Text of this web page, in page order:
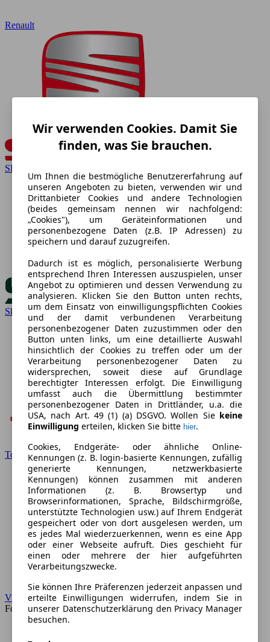
Wir verwenden Cookies. Damit Sie
finden, was Sie brauchen.
Um Ihnen die bestmögliche Benutzererfahrung auf
unseren Angeboten zu bieten, verwenden wir und
Drittanbieter Cookies und andere Technologien
(beides gemeinsam nennen wir nachfolgend:
„Cookies"), um Geräteinformationen und
personenbezogene Daten (z.B. IP Adressen) zu
speichern und darauf zuzugreifen.
Dadurch ist es möglich, personalisierte Werbung
entsprechend Ihren Interessen auszuspielen, unser
Angebot zu optimieren und dessen Verwendung zu
analysieren. Klicken Sie den Button unten rechts,
um dem Einsatz von einwilligungspflichten Cookies
und der damit verbundenen Verarbeitung
personenbezogener Daten zuzustimmen oder den
Button unten links, um eine detaillierte Auswahl
hinsichtlich der Cookies zu treffen oder um der
Verarbeitung personenbezogener Daten zu
widersprechen, soweit diese auf Grundlage
berechtigter Interessen erfolgt. Die Einwilligung
umfasst auch die Übermittlung bestimmter
personenbezogener Daten in Drittländer, u.a. die
USA, nach Art. 49 (1) (a) DSGVO. Wollen Sie keine
Einwilligung erteilen, klicken Sie bitte hier.
Cookies, Endgeräte- oder ähnliche Online-
Kennungen (z. B. login-basierte Kennungen, zufällig
generierte Kennungen, netzwerkbasierte
Kennungen) können zusammen mit anderen
Informationen (z. B. Browsertyp und
Browserinformationen, Sprache, Bildschirmgröße,
unterstützte Technologien usw.) auf Ihrem Endgerät
gespeichert oder von dort ausgelesen werden, um
es jedes Mal wiederzuerkennen, wenn es eine App
oder einer Webseite aufruft. Dies geschieht für
einen oder mehrere der hier aufgeführten
Verarbeitungszwecke.
Sie können Ihre Präferenzen jederzeit anpassen und
erteilte Einwilligungen widerrufen, indem Sie in
unserer Datenschutzerklärung den Privacy Manager
besuchen.
Renault
SEAT
Skoda
Toyota
VW
Forum